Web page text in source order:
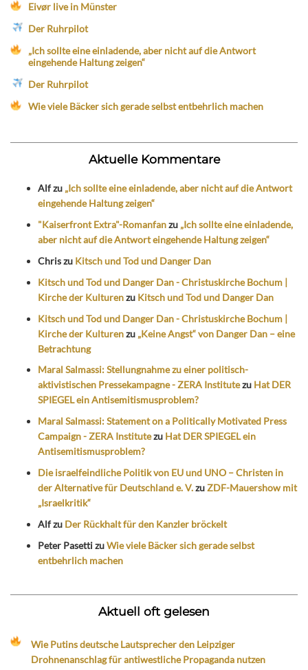
Eivør live in Münster
Der Ruhrpilot
„Ich sollte eine einladende, aber nicht auf die Antwort
eingehende Haltung zeigen“
Der Ruhrpilot
Wie viele Bäcker sich gerade selbst entbehrlich machen
Aktuelle Kommentare
Alfzu „Ich sollte eine einladende, aber nicht auf die Antwort
eingehende Haltung zeigen“
"Kaiserfront Extra"-Romanfanzu „Ich sollte eine einladende,
aber nicht auf die Antwort eingehende Haltung zeigen“
Chriszu Kitsch und Tod und Danger Dan
Kitsch und Tod und Danger Dan - Christuskirche Bochum |
Kirche der Kulturenzu Kitsch und Tod und Danger Dan
Kitsch und Tod und Danger Dan - Christuskirche Bochum |
Kirche der Kulturenzu „Keine Angst“ von Danger Dan – eine
Betrachtung
Maral Salmassi: Stellungnahme zu einer politisch-
aktivistischen Pressekampagne - ZERA Institutezu Hat DER
SPIEGEL ein Antisemitismusproblem?
Maral Salmassi: Statement on a Politically Motivated Press
Campaign - ZERA Institutezu Hat DER SPIEGEL ein
Antisemitismusproblem?
Die israelfeindliche Politik von EU und UNO – Christen in
der Alternative für Deutschland e. V.zuZDF-Mauershow mit
„Israelkritik“
Alfzu Der Rückhalt für den Kanzler bröckelt
Peter PasettizuWie viele Bäcker sich gerade selbst
entbehrlich machen
Aktuell oft gelesen
Wie Putins deutsche Lautsprecher den Leipziger
Drohnenanschlag für antiwestliche Propaganda nutzen